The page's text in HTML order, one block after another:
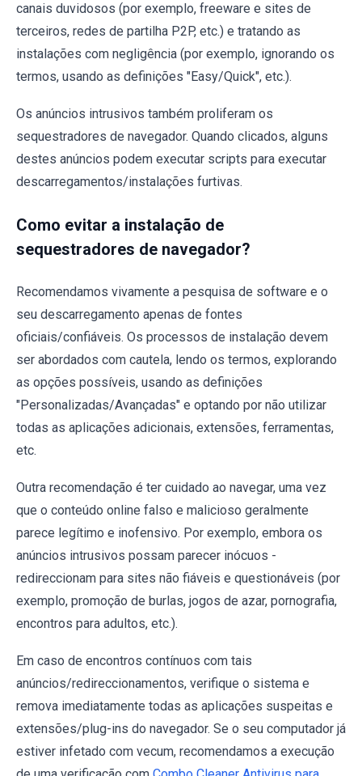
canais duvidosos (por exemplo, freeware e sites de
terceiros, redes de partilha P2P, etc.) e tratando as
instalações com negligência (por exemplo, ignorando os
termos, usando as definições "Easy/Quick", etc.).
Os anúncios intrusivos também proliferam os
sequestradores de navegador. Quando clicados, alguns
destes anúncios podem executar scripts para executar
descarregamentos/instalações furtivas.
Como evitar a instalação de
sequestradores de navegador?
Recomendamos vivamente a pesquisa de software e o
seu descarregamento apenas de fontes
oficiais/confiáveis. Os processos de instalação devem
ser abordados com cautela, lendo os termos, explorando
as opções possíveis, usando as definições
"Personalizadas/Avançadas" e optando por não utilizar
todas as aplicações adicionais, extensões, ferramentas,
etc.
Outra recomendação é ter cuidado ao navegar, uma vez
que o conteúdo online falso e malicioso geralmente
parece legítimo e inofensivo. Por exemplo, embora os
anúncios intrusivos possam parecer inócuos -
redireccionam para sites não fiáveis e questionáveis (por
exemplo, promoção de burlas, jogos de azar, pornografia,
encontros para adultos, etc.).
Em caso de encontros contínuos com tais
anúncios/redireccionamentos, verifique o sistema e
remova imediatamente todas as aplicações suspeitas e
extensões/plug-ins do navegador. Se o seu computador já
estiver infetado com vecum, recomendamos a execução